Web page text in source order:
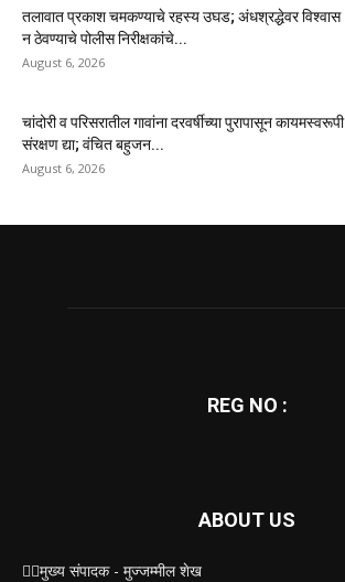
तलावात प्रकाश चमकण्याचे रहस्य उघड; अंधश्रद्धेवर विश्वास
न ठेवण्याचे पोलीस निरीक्षकांचे...
August 6, 2026
चांदोरी व परिसरातील गावांना दरवर्षीच्या पुरापासून कायमस्वरूपी
संरक्षण द्या; वंचित बहुजन...
August 6, 2026
REG NO :
ABOUT US
✍🏻मुख्य संपादक - मुज्जम्मील शेख